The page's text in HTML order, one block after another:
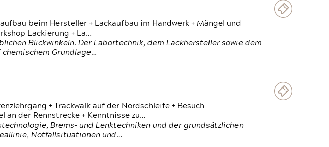
beim Hersteller + Lackaufbau im Handwerk + Mängel und
Lackierung + La…
Blickwinkeln. Der Labortechnik, dem Lackhersteller sowie dem
Grundlage…
+ Trackwalk auf der Nordschleife + Besuch
an der Rennstrecke + Kenntnisse zu…
Brems- und Lenktechniken und der grundsätzlichen
Notfallsituationen und…